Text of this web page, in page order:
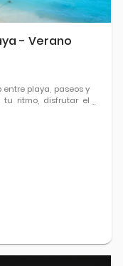
- Verano
playa, paseos y
tu ritmo, disfrutar el